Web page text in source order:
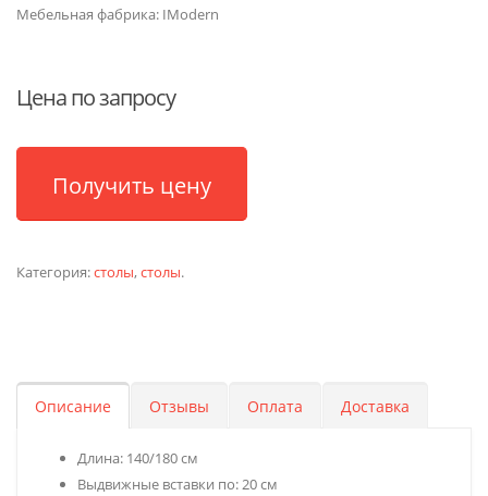
Мебельная фабрика: IModern
Цена по запросу
Получить цену
Категория:столы,столы.
Описание Отзывы Оплата Доставка
Длина: 140/180 см
Выдвижные вставки по: 20 см